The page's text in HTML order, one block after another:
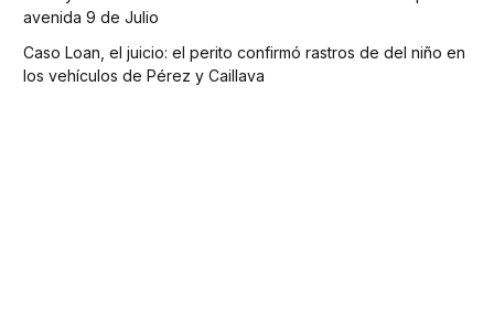
avenida 9 de Julio
Caso Loan, el juicio: el perito confirmó rastros de del niño en
los vehículos de Pérez y Caillava